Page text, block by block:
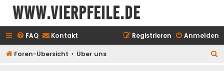
www.vierpfeile.de
FAQ Kontakt Anmelden
Registrieren
Foren-Übersicht Über uns